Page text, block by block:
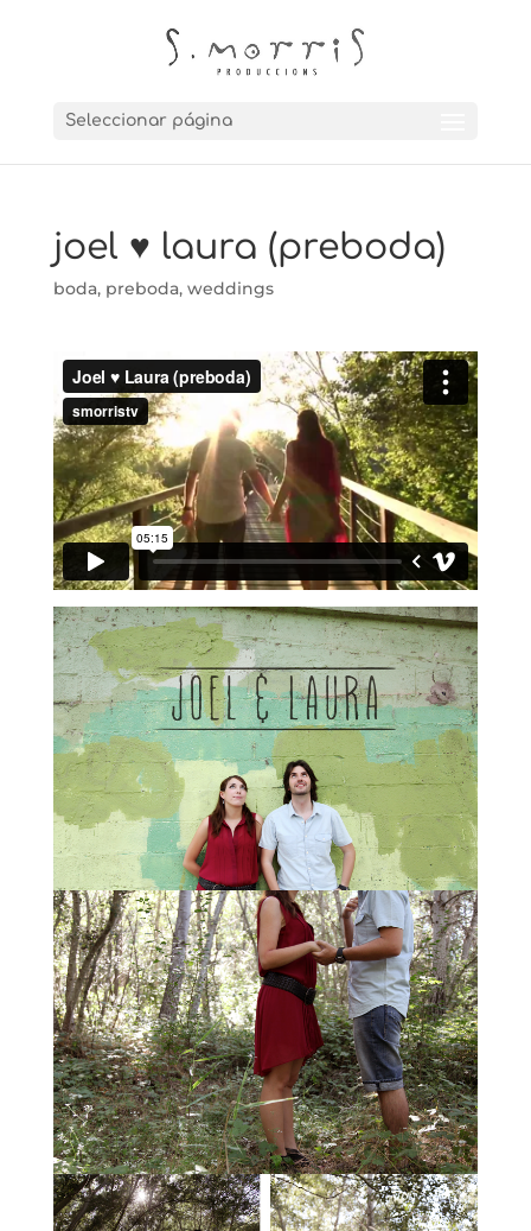
Seleccionar página
joel ♥ laura (preboda)
boda, preboda, weddings